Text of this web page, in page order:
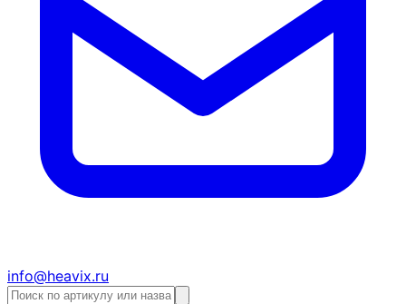
info@heavix.ru